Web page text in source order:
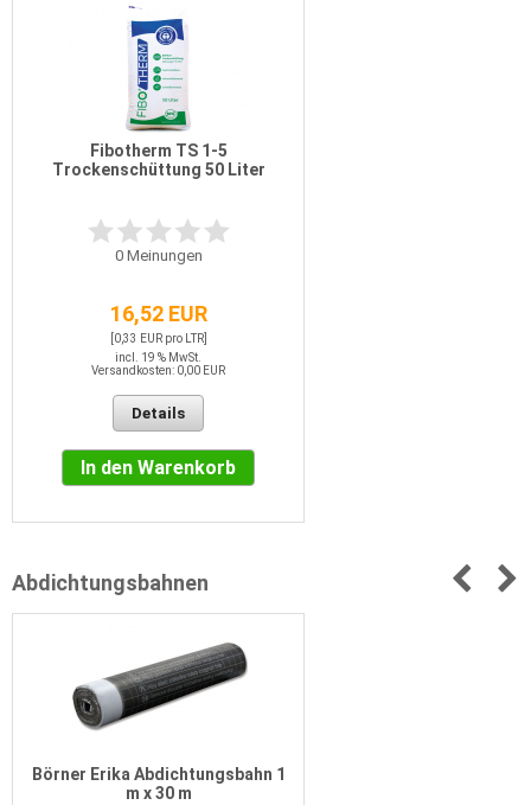
Fibotherm TS 1-5
Trockenschüttung 50 Liter
0Meinungen
16,52 EUR
[0,33 EUR pro LTR]
incl. 19 % MwSt.
Versandkosten: 0,00 EUR
Details
In den Warenkorb
Abdichtungsbahnen
Börner Erika Abdichtungsbahn 1
m x 30 m